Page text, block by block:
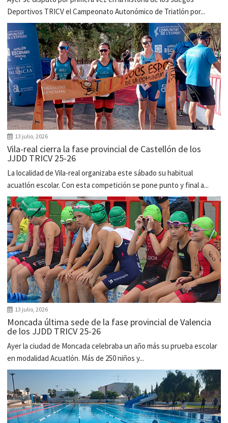
Deportivos TRICV el Campeonato Autonómico de Triatlón por...
13 julio, 2026
Vila-real cierra la fase provincial de Castellón de los
JJDD TRICV 25-26
La localidad de Vila-real organizaba este sábado su habitual
acuatlón escolar. Con esta competición se pone punto y final a...
13 julio, 2026
Moncada última sede de la fase provincial de Valencia
de los JJDD TRICV 25-26
Ayer la ciudad de Moncada celebraba un año más su prueba escolar
en modalidad Acuatlón. Más de 250 niños y...